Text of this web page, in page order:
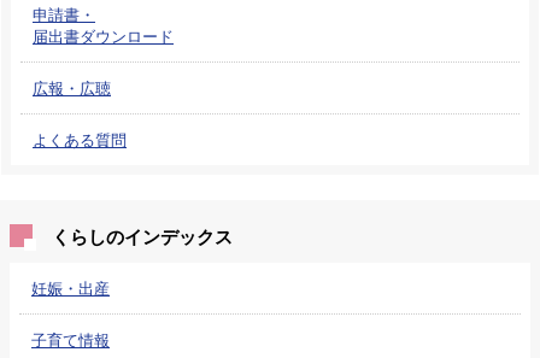
申請書・
届出書ダウンロード
広報・広聴
よくある質問
くらしのインデックス
妊娠・出産
子育て情報